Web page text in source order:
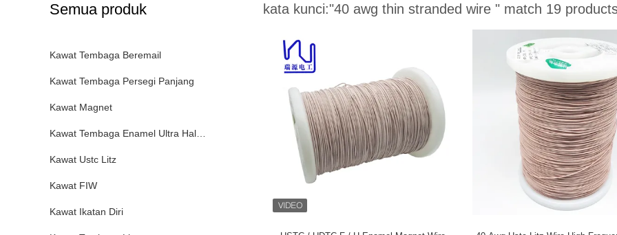
Semua produk
Kawat Tembaga Beremail
Kawat Tembaga Persegi Panjang
Kawat Magnet
Kawat Tembaga Enamel Ultra Halus
Kawat Ustc Litz
Kawat FIW
Kawat Ikatan Diri
kata kunci:"40 awg thin stranded wire " match 19